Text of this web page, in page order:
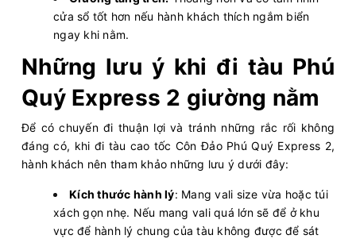
cửa sổ tốt hơn nếu hành khách thích ngắm biển
ngay khi nằm.
Những lưu ý khi đi tàu Phú
Quý Express 2 giường nằm
Để có chuyến đi thuận lợi và tránh những rắc rối không
đáng có, khi đi tàu cao tốc Côn Đảo Phú Quý Express 2,
hành khách nên tham khảo những lưu ý dưới đây:
Kích thước hành lý: Mang vali size vừa hoặc túi
xách gọn nhẹ. Nếu mang vali quá lớn sẽ để ở khu
vực để hành lý chung của tàu không được để sát